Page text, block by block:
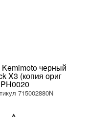
черный
X3 (копия ориг
715002880N